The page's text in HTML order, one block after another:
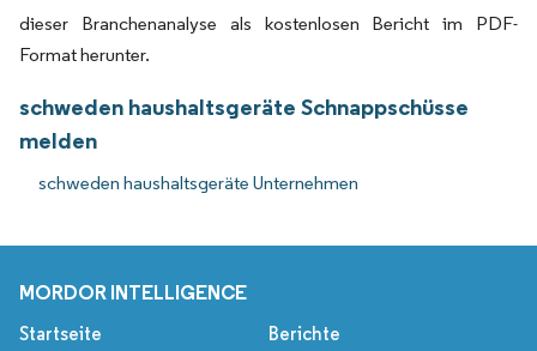
dieser Branchenanalyse als kostenlosen Bericht im PDF-
Format herunter.
schweden haushaltsgeräte Schnappschüsse
melden
schweden haushaltsgeräte Unternehmen
MORDOR INTELLIGENCE
Startseite Berichte